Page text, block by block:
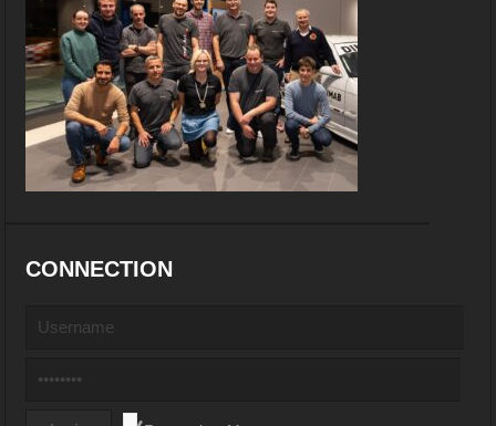
CONNECTION